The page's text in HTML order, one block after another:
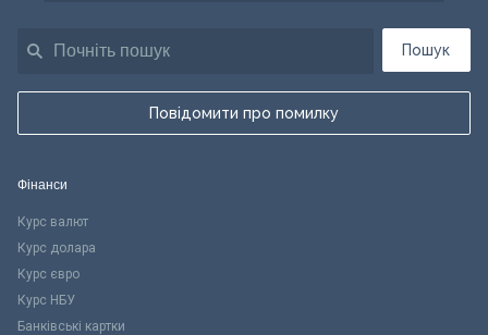
Пошук
Повідомити про помилку
Фінанси
Курс валют
Курс долара
Курс євро
Курс НБУ
Банківські картки